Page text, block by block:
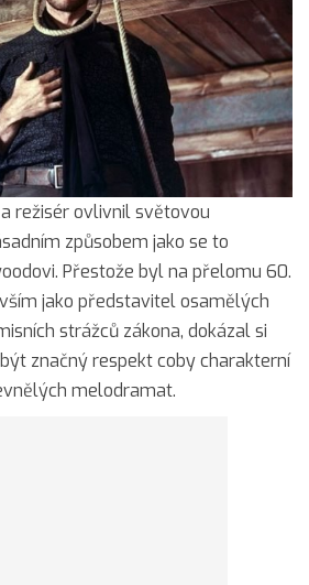
režisér ovlivnil světovou
způsobem jako se to
Přestože byl na přelomu 60.
jako představitel osamělých
strážců zákona, dokázal si
značný respekt coby charakterní
melodramat.